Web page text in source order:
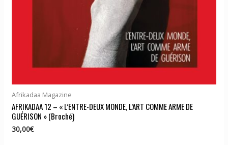
Afrikadaa Magazine
AFRIKADAA 12 – « L’ENTRE-DEUX MONDE, L’ART COMME ARME DE
GUÉRISON » (Broché)
30,00€